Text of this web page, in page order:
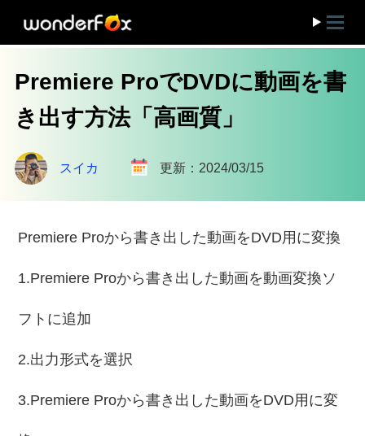
Premiere ProでDVDに動画を書
き出す方法「高画質」
スイカ 更新：2024/03/15
Premiere Proから書き出した動画をDVD用に変換
1.Premiere Proから書き出した動画を動画変換ソ
フトに追加
2.出力形式を選択
3.Premiere Proから書き出した動画をDVD用に変